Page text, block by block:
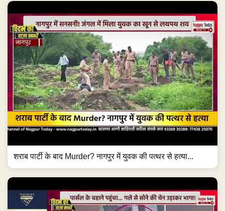
शराब पार्टी के बाद Murder? नागपुर में युवक की पत्थर से हत्या...